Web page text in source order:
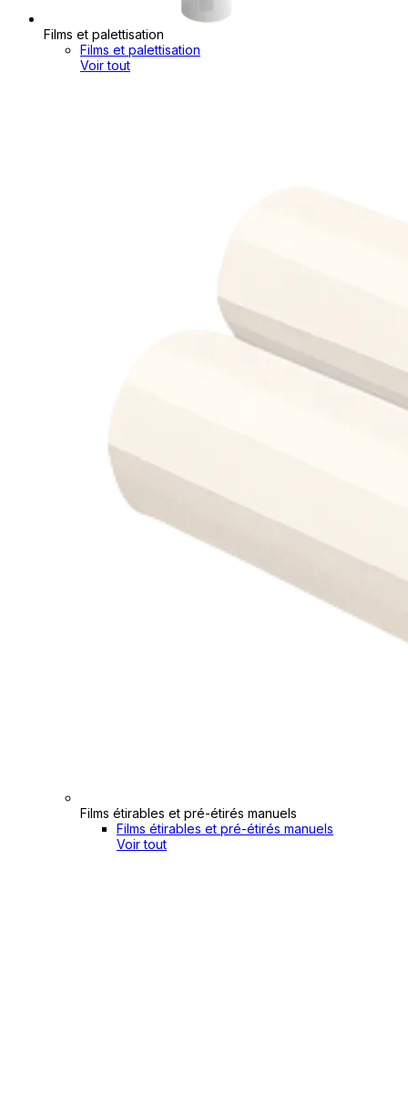
Films et palettisation
Films et palettisation
Voir tout
Films étirables et pré-étirés manuels
Films étirables et pré-étirés manuels
Voir tout